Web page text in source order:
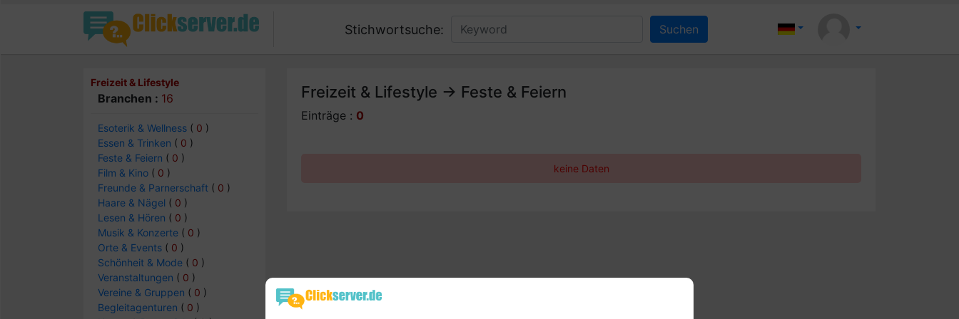
Stichwortsuche:
Freizeit & Lifestyle
Branchen : 16
Esoterik & Wellness ( 0 )
Essen & Trinken ( 0 )
Feste & Feiern ( 0 )
Film & Kino ( 0 )
Freunde & Parnerschaft ( 0 )
Haare & Nägel ( 0 )
Lesen & Hören ( 0 )
Musik & Konzerte ( 0 )
Orte & Events ( 0 )
Schönheit & Mode ( 0 )
Veranstaltungen ( 0 )
Vereine & Gruppen ( 0 )
Begleitagenturen ( 0 )
Freizeit & Lifestyle -> Feste & Feiern
Einträge : 0
keine Daten